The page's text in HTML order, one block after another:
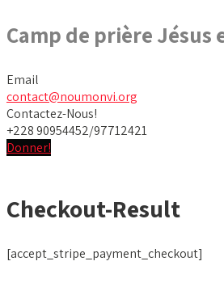
Camp de prière
Email
contact@noumonvi.org
Contactez-Nous!
+228 90954452/97712421
Donner!
Checkout-Result
[accept_stripe_payment_checkout]